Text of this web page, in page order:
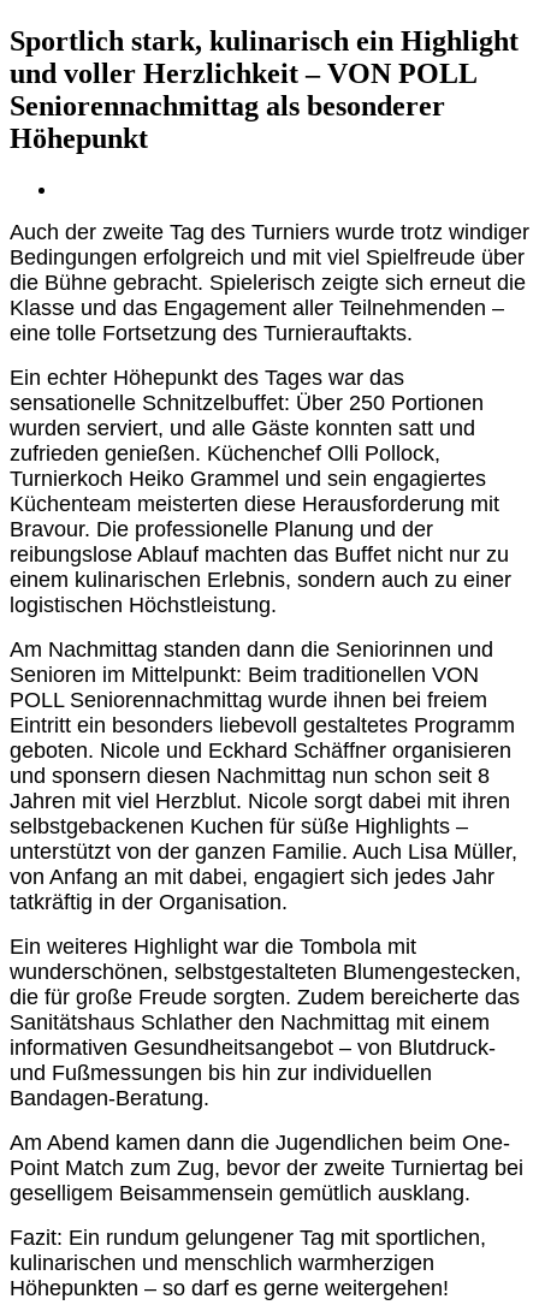
Sportlich stark, kulinarisch ein Highlight
und voller Herzlichkeit – VON POLL
Seniorennachmittag als besonderer
Höhepunkt
Bild
Auch der zweite Tag des Turniers wurde trotz windiger
Bedingungen erfolgreich und mit viel Spielfreude über
die Bühne gebracht. Spielerisch zeigte sich erneut die
Klasse und das Engagement aller Teilnehmenden –
eine tolle Fortsetzung des Turnierauftakts.
Ein echter Höhepunkt des Tages war das
sensationelle Schnitzelbuffet: Über 250 Portionen
wurden serviert, und alle Gäste konnten satt und
zufrieden genießen. Küchenchef Olli Pollock,
Turnierkoch Heiko Grammel und sein engagiertes
Küchenteam meisterten diese Herausforderung mit
Bravour. Die professionelle Planung und der
reibungslose Ablauf machten das Buffet nicht nur zu
einem kulinarischen Erlebnis, sondern auch zu einer
logistischen Höchstleistung.
Am Nachmittag standen dann die Seniorinnen und
Senioren im Mittelpunkt: Beim traditionellen VON
POLL Seniorennachmittag wurde ihnen bei freiem
Eintritt ein besonders liebevoll gestaltetes Programm
geboten. Nicole und Eckhard Schäffner organisieren
und sponsern diesen Nachmittag nun schon seit 8
Jahren mit viel Herzblut. Nicole sorgt dabei mit ihren
selbstgebackenen Kuchen für süße Highlights –
unterstützt von der ganzen Familie. Auch Lisa Müller,
von Anfang an mit dabei, engagiert sich jedes Jahr
tatkräftig in der Organisation.
Ein weiteres Highlight war die Tombola mit
wunderschönen, selbstgestalteten Blumengestecken,
die für große Freude sorgten. Zudem bereicherte das
Sanitätshaus Schlather den Nachmittag mit einem
informativen Gesundheitsangebot – von Blutdruck-
und Fußmessungen bis hin zur individuellen
Bandagen-Beratung.
Am Abend kamen dann die Jugendlichen beim One-
Point Match zum Zug, bevor der zweite Turniertag bei
geselligem Beisammensein gemütlich ausklang.
Fazit: Ein rundum gelungener Tag mit sportlichen,
kulinarischen und menschlich warmherzigen
Höhepunkten – so darf es gerne weitergehen!